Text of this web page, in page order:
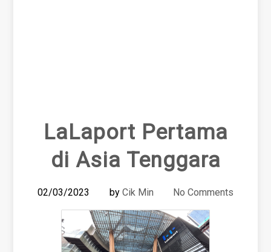
LaLaport Pertama
di Asia Tenggara
02/03/2023 by Cik Min No Comments